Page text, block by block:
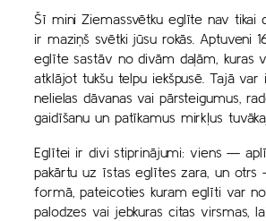
Šī mini Ziemassvētku eglīte nav tikai
ir maziņš svētki jūsu rokās. Aptuveni
eglīte sastāv no divām daļām, kuras
atklājot tukšu telpu iekšpusē. Tajā var
nelielas dāvanas vai pārsteigumus,
gaidīšanu un patīkamus mirkļus
Eglītei ir divi stiprinājumi: viens —
pakārtu uz īstas eglītes zara, un otrs
formā, pateicoties kuram eglīti var
palodzes vai jebkuras citas virsmas,